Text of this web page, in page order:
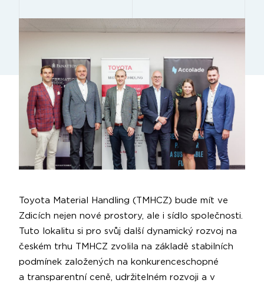
Toyota Material Handling (TMHCZ) bude mít ve
Zdicích nejen nové prostory, ale i sídlo společnosti.
Tuto lokalitu si pro svůj další dynamický rozvoj na
českém trhu TMHCZ zvolila na základě stabilních
podmínek založených na konkurenceschopné
a transparentní ceně, udržitelném rozvoji a v